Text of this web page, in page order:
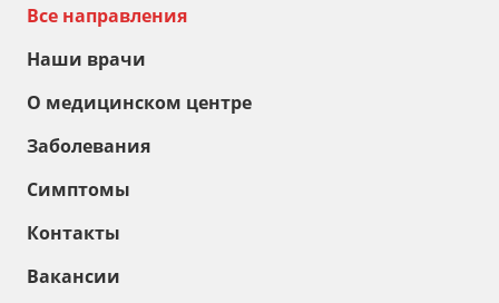
Все направления
Наши врачи
О медицинском центре
Заболевания
Симптомы
Контакты
Вакансии